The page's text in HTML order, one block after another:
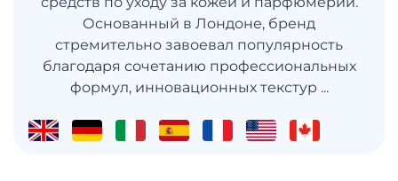
Основанный в Лондоне, бренд
стремительно завоевал популярность
благодаря сочетанию профессиональных
формул, инновационных текстур ...